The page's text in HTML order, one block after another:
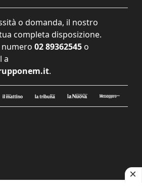
o domanda, il nostro
completa disposizione.
02 89362545 o
a
.